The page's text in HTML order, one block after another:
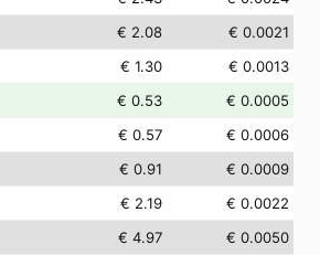
€ 2.08
€ 0.0021
€ 1.30
€ 0.0013
€ 0.53
€ 0.0005
€ 0.57
€ 0.0006
€ 0.91
€ 0.0009
€ 2.19
€ 0.0022
€ 4.97
€ 0.0050